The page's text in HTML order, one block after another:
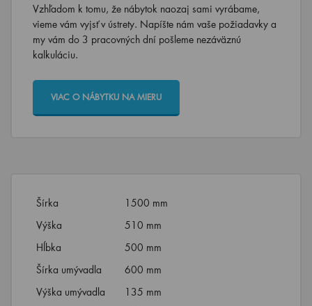
Vzhľadom k tomu, že nábytok naozaj sami vyrábame,
vieme vám vyjsť v ústrety. Napíšte nám vaše požiadavky a
my vám do 3 pracovných dní pošleme nezáväznú
kalkuláciu.
VIAC O NÁBYTKU NA MIERU
Šírka
1500 mm
Výška
510 mm
Hĺbka
500 mm
Šírka umývadla
600 mm
Výška umývadla
135 mm